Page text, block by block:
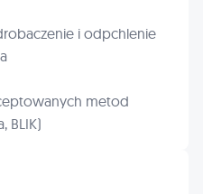
i odpchlenie
metod
BLIK)